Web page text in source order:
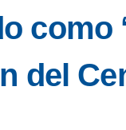
como
del